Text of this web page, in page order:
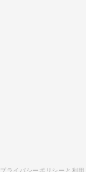
プライバシーポリシー と 利用